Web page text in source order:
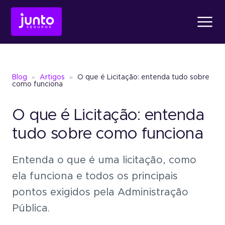
Conheça oFiança
Conheça o Seguro
Seguro Garantia
Um jeito simples de
garantia sem bloquear
Produtos
Conheça o Fiança Locatícia
Conheça oSeguro Garantia
Seguro Garantia
Atendimento
Sobre a Junto
Blog » Artigos »
O que é Licitação: entenda tudo sobre
como funciona
O que é Licitação: entenda
tudo sobre como funciona
Entenda o que é uma licitação, como
ela funciona e todos os principais
pontos exigidos pela Administração
Pública.